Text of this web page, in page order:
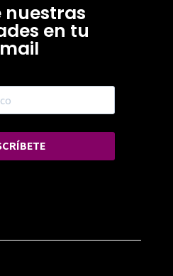
nuestras
en tu